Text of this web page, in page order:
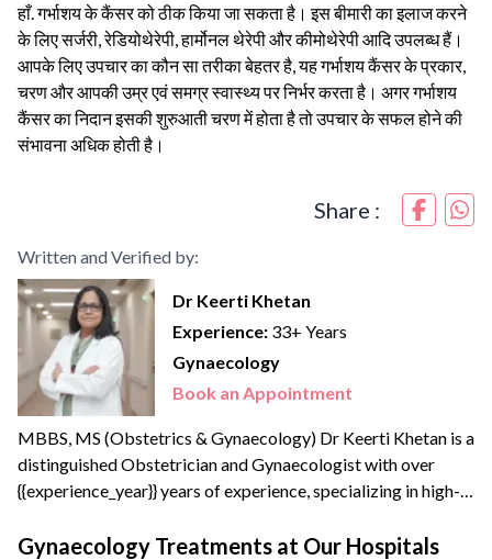
हाँ. गर्भाशय के कैंसर को ठीक किया जा सकता है। इस बीमारी का इलाज करने
के लिए सर्जरी, रेडियोथेरेपी, हार्मोनल थेरेपी और कीमोथेरेपी आदि उपलब्ध हैं।
आपके लिए उपचार का कौन सा तरीका बेहतर है, यह गर्भाशय कैंसर के प्रकार,
चरण और आपकी उम्र एवं समग्र स्वास्थ्य पर निर्भर करता है। अगर गर्भाशय
कैंसर का निदान इसकी शुरुआती चरण में होता है तो उपचार के सफल होने की
संभावना अधिक होती है।
Share :
Written and Verified by:
Dr Keerti Khetan
Experience: 33+ Years
Gynaecology
Book an Appointment
MBBS, MS (Obstetrics & Gynaecology) Dr Keerti Khetan is a
distinguished Obstetrician and Gynaecologist with over
{{experience_year}} years of experience, specializing in high-
surgeries. A Gold Medalist from JIWAJI University (1997),
Gynaecology Treatments at Our Hospitals